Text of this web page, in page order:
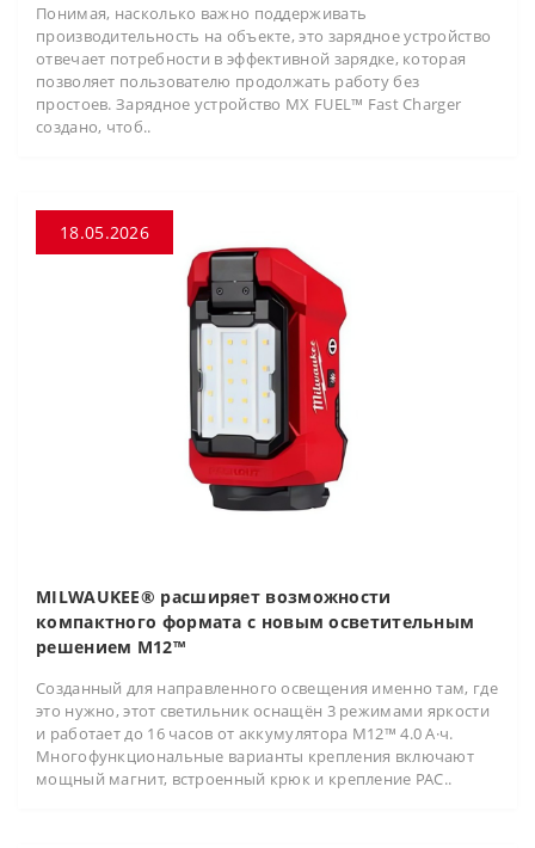
Понимая, насколько важно поддерживать
производительность на объекте, это зарядное устройство
отвечает потребности в эффективной зарядке, которая
позволяет пользователю продолжать работу без
простоев. Зарядное устройство MX FUEL™ Fast Charger
создано, чтоб..
18.05.2026
MILWAUKEE® расширяет возможности
компактного формата с новым осветительным
решением M12™
Созданный для направленного освещения именно там, где
это нужно, этот светильник оснащён 3 режимами яркости
и работает до 16 часов от аккумулятора M12™ 4.0 А·ч.
Многофункциональные варианты крепления включают
мощный магнит, встроенный крюк и крепление PAC..